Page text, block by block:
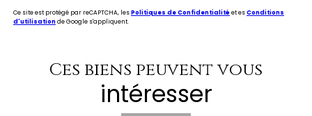
Ce site est protégé par reCAPTCHA, lesPolitiques de Confidentialitéet esConditions
d'utilisationde Google s'appliquent.
Ces biens peuvent vous
intéresser